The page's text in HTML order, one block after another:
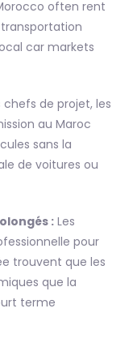
often rent
car markets
chefs de projet, les
au Maroc
sans la
de voitures ou
: Les
pour
trouvent que les
que la
terme